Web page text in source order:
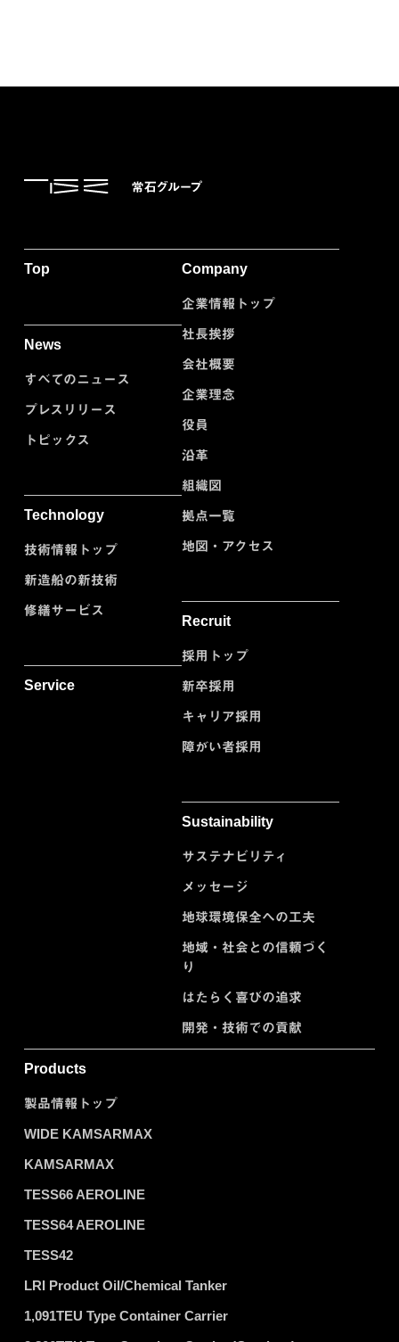
Top
News
すべてのニュース
プレスリリース
トピックス
Technology
技術情報トップ
新造船の新技術
修繕サービス
Service
Company
企業情報トップ
社長挨拶
会社概要
企業理念
役員
沿革
組織図
拠点一覧
地図・アクセス
Recruit
採用トップ
新卒採用
キャリア採用
障がい者採用
Sustainability
サステナビリティ
メッセージ
地球環境保全への工夫
地域・社会との信頼づく
り
はたらく喜びの追求
開発・技術での貢献
Products
製品情報トップ
WIDE KAMSARMAX
KAMSARMAX
TESS66 AEROLINE
TESS64 AEROLINE
TESS42
LRI Product Oil/Chemical Tanker
1,091TEU Type Container Carrier